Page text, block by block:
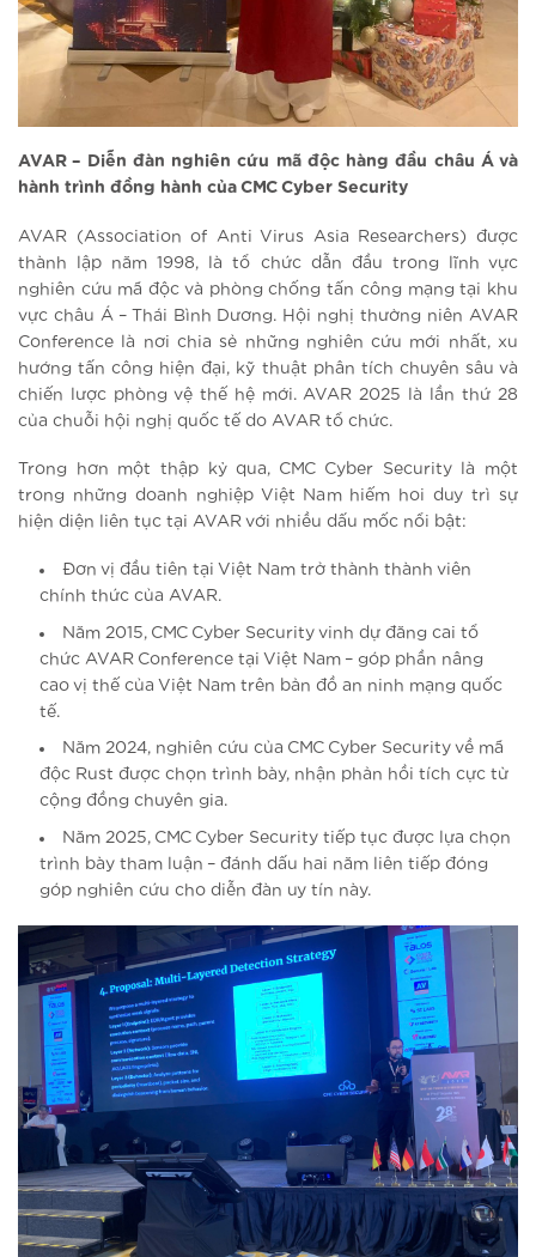
AVAR – Diễn đàn nghiên cứu mã độc hàng đầu châu Á và
hành trình đồng hành của CMC Cyber Security
AVAR (Association of Anti Virus Asia Researchers) được
thành lập năm 1998, là tổ chức dẫn đầu trong lĩnh vực
nghiên cứu mã độc và phòng chống tấn công mạng tại khu
vực châu Á – Thái Bình Dương. Hội nghị thường niên AVAR
Conference là nơi chia sẻ những nghiên cứu mới nhất, xu
hướng tấn công hiện đại, kỹ thuật phân tích chuyên sâu và
chiến lược phòng vệ thế hệ mới. AVAR 2025 là lần thứ 28
của chuỗi hội nghị quốc tế do AVAR tổ chức.
Trong hơn một thập kỷ qua, CMC Cyber Security là một
trong những doanh nghiệp Việt Nam hiếm hoi duy trì sự
hiện diện liên tục tại AVAR với nhiều dấu mốc nổi bật:
Đơn vị đầu tiên tại Việt Nam trở thành thành viên
chính thức của AVAR.
Năm 2015, CMC Cyber Security vinh dự đăng cai tổ
chức AVAR Conference tại Việt Nam – góp phần nâng
cao vị thế của Việt Nam trên bản đồ an ninh mạng quốc
tế.
Năm 2024, nghiên cứu của CMC Cyber Security về mã
độc Rust được chọn trình bày, nhận phản hồi tích cực từ
cộng đồng chuyên gia.
Năm 2025, CMC Cyber Security tiếp tục được lựa chọn
trình bày tham luận – đánh dấu hai năm liên tiếp đóng
góp nghiên cứu cho diễn đàn uy tín này.